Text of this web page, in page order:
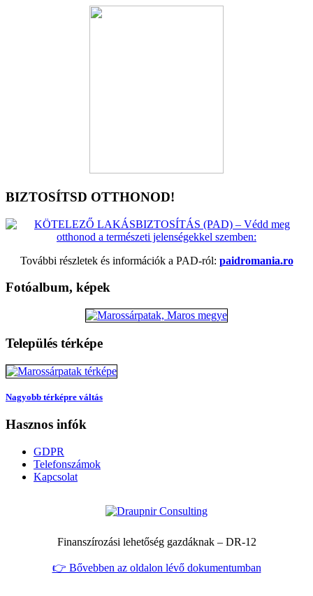
BIZTOSÍTSD OTTHONOD!
További részletek és információk a PAD-ról: paidromania.ro
Fotóalbum, képek
Település térképe
Nagyobb térképre váltás
Hasznos infók
GDPR
Telefonszámok
Kapcsolat
Finanszírozási lehetőség gazdáknak – DR‑12
👉 Bővebben az oldalon lévő dokumentumban